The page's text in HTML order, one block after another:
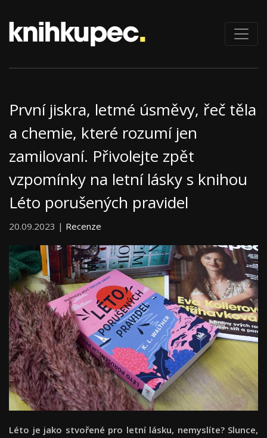
První jiskra, letmé úsměvy, řeč těla
a chemie, které rozumí jen
zamilovaní. Přivolejte zpět
vzpomínky na letní lásky s knihou
Léto porušených pravidel
20.09.2023 | Recenze
Léto je jako stvořené pro letní lásku, nemyslíte? Slunce,